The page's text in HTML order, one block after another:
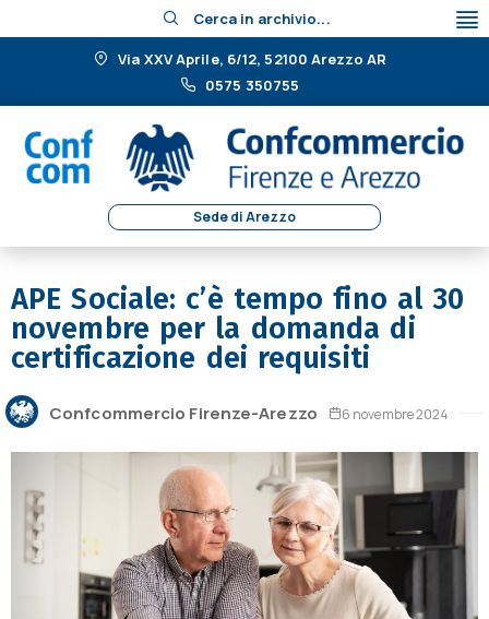
Cerca in archivio...
Via XXV Aprile, 6/12, 52100 Arezzo AR
0575 350755
Sede di Arezzo
APE Sociale: c’è tempo fino al 30
novembre per la domanda di
certificazione dei requisiti
Confcommercio Firenze-Arezzo 6 novembre 2024